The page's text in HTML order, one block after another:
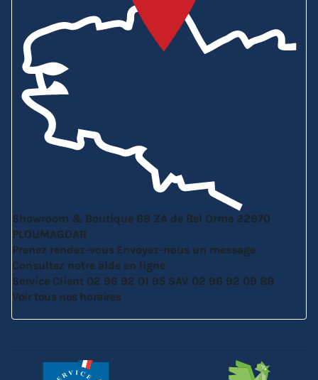
Showroom & Boutique 6B ZA de Bel Orme 22970
PLOUMAGOAR
Prenez rendez-vous Envoyez-nous un message
Consultez notre aide en ligne
Service Client 02 96 92 01 95 SAV 02 96 92 09 88
Voir tous nos horaires